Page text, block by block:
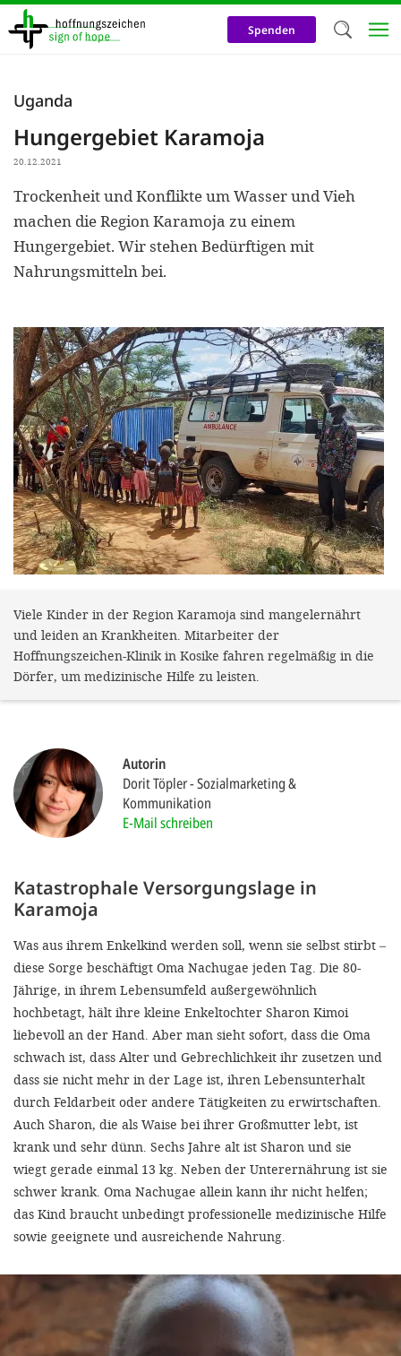
Direkt
zum
Inhalt
Spenden
Uganda
Hungergebiet Karamoja
20.12.2021
Trockenheit und Konflikte um Wasser und Vieh
machen die Region Karamoja zu einem
Hungergebiet. Wir stehen Bedürftigen mit
Nahrungsmitteln bei.
Viele Kinder in der Region Karamoja sind mangelernährt
und leiden an Krankheiten. Mitarbeiter der
Hoffnungszeichen-Klinik in Kosike fahren regelmäßig in die
Dörfer, um medizinische Hilfe zu leisten.
Autorin
Dorit Töpler Sozialmarketing &
Kommunikation
E-Mail schreiben
Katastrophale Versorgungslage in
Karamoja
Was aus ihrem Enkelkind werden soll, wenn sie selbst stirbt –
diese Sorge beschäftigt Oma Nachugae jeden Tag. Die 80-
Jährige, in ihrem Lebensumfeld außergewöhnlich
hochbetagt, hält ihre kleine Enkeltochter Sharon Kimoi
liebevoll an der Hand. Aber man sieht sofort, dass die Oma
schwach ist, dass Alter und Gebrechlichkeit ihr zusetzen und
dass sie nicht mehr in der Lage ist, ihren Lebensunterhalt
durch Feldarbeit oder andere Tätigkeiten zu erwirtschaften.
Auch Sharon, die als Waise bei ihrer Großmutter lebt, ist
krank und sehr dünn. Sechs Jahre alt ist Sharon und sie
wiegt gerade einmal 13 kg. Neben der Unterernährung ist sie
schwer krank. Oma Nachugae allein kann ihr nicht helfen;
das Kind braucht unbedingt professionelle medizinische Hilfe
sowie geeignete und ausreichende Nahrung.
helfen
Online-
und
unsere
den